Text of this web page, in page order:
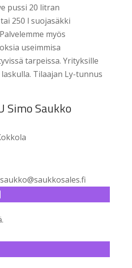
pussi 20 litran
250 l suojasäkki
myös
useimmisa
tarpeissa. Yrityksille
Tilaajan Ly-tunnus
Simo Saukko